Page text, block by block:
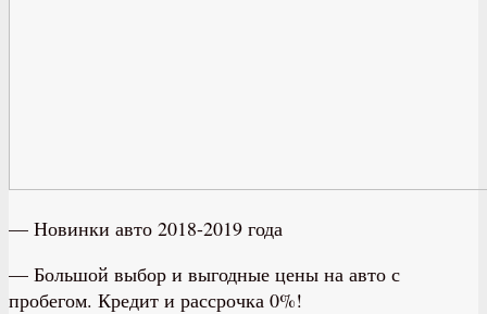
— Новинки авто 2018-2019 года
— Большой выбор и выгодные цены на авто с
пробегом. Кредит и рассрочка 0%!